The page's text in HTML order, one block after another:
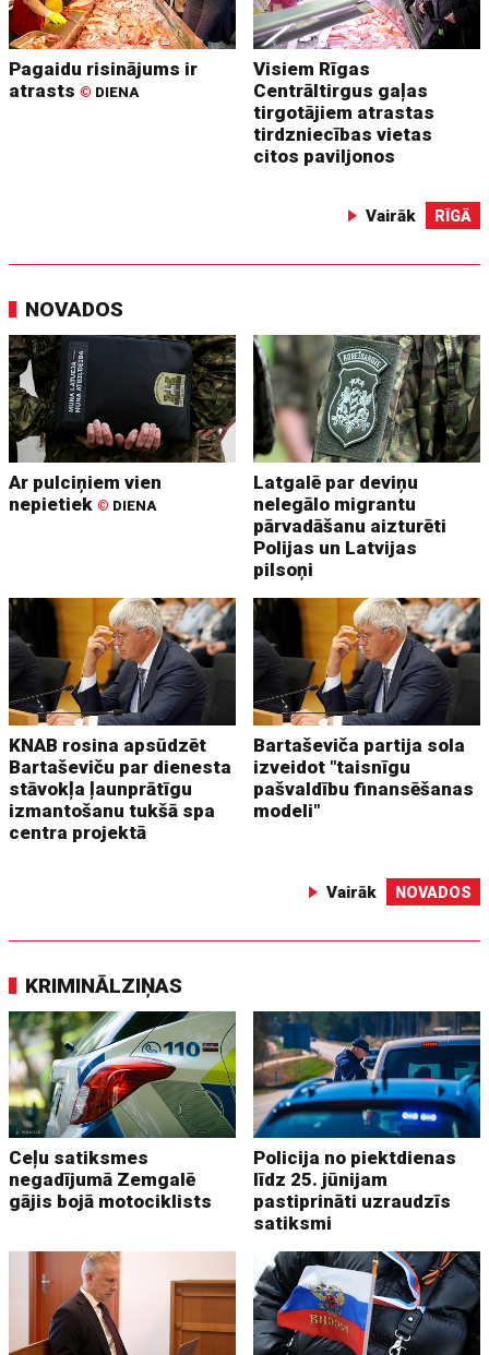
Pagaidu risinājums ir
atrasts © DIENA
Visiem Rīgas
Centrāltirgus gaļas
tirgotājiem atrastas
tirdzniecības vietas
citos paviljonos
Vairāk RĪGĀ
NOVADOS
Ar pulciņiem vien
nepietiek © DIENA
Latgalē par deviņu
nelegālo migrantu
pārvadāšanu aizturēti
Polijas un Latvijas
pilsoņi
KNAB rosina apsūdzēt
Bartaševiču par dienesta
stāvokļa ļaunprātīgu
izmantošanu tukšā spa
centra projektā
Bartaševiča partija sola
izveidot "taisnīgu
pašvaldību finansēšanas
modeli"
Vairāk NOVADOS
KRIMINĀLZIŅAS
Ceļu satiksmes
negadījumā Zemgalē
gājis bojā motociklists
Policija no piektdienas
līdz 25. jūnijam
pastiprināti uzraudzīs
satiksmi